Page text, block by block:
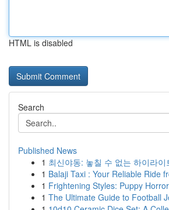
HTML is disabled
Search
Published News
1 최신야동: 놓칠 수 없는 하이라이
1 Balaji Taxi : Your Reliable Ride
1 Frightening Styles: Puppy
1 The Ultimate Guide to Football